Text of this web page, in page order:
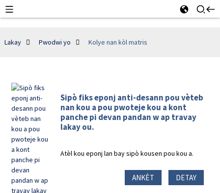
Lakay Pwodwi yo Kolye nan kòl matris
Sipò fiks eponj anti-desann pou vèteb
nan kou a pou pwoteje kou a kont
panche pi devan pandan w ap travay
lakay ou.
Atèl kou eponj lan bay sipò kousen pou kou a.
ANKÈT DETAY